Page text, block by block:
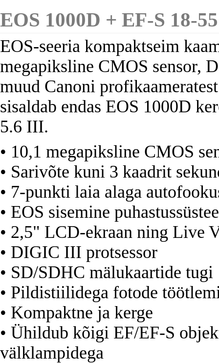
EOS 1000D + EF-S 18-
EOS-seeria kompaktseim
megapiksline CMOS sensor,
muud Canoni
sisaldab endas EOS 1000D
5.6 III.
• 10,1 megapiksline CMOS
• Sarivõte kuni 3 kaadrit
• 7-punkti laia alaga
• EOS sisemine
• 2,5" LCD-ekraan ning Live
• DIGIC III protsessor
• SD/SDHC mälukaartide tugi
• Pildistiilidega fotode
• Kompaktne ja kerge
• Ühildub kõigi EF/EF-S
välklampidega